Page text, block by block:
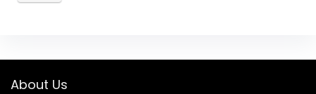
About Us